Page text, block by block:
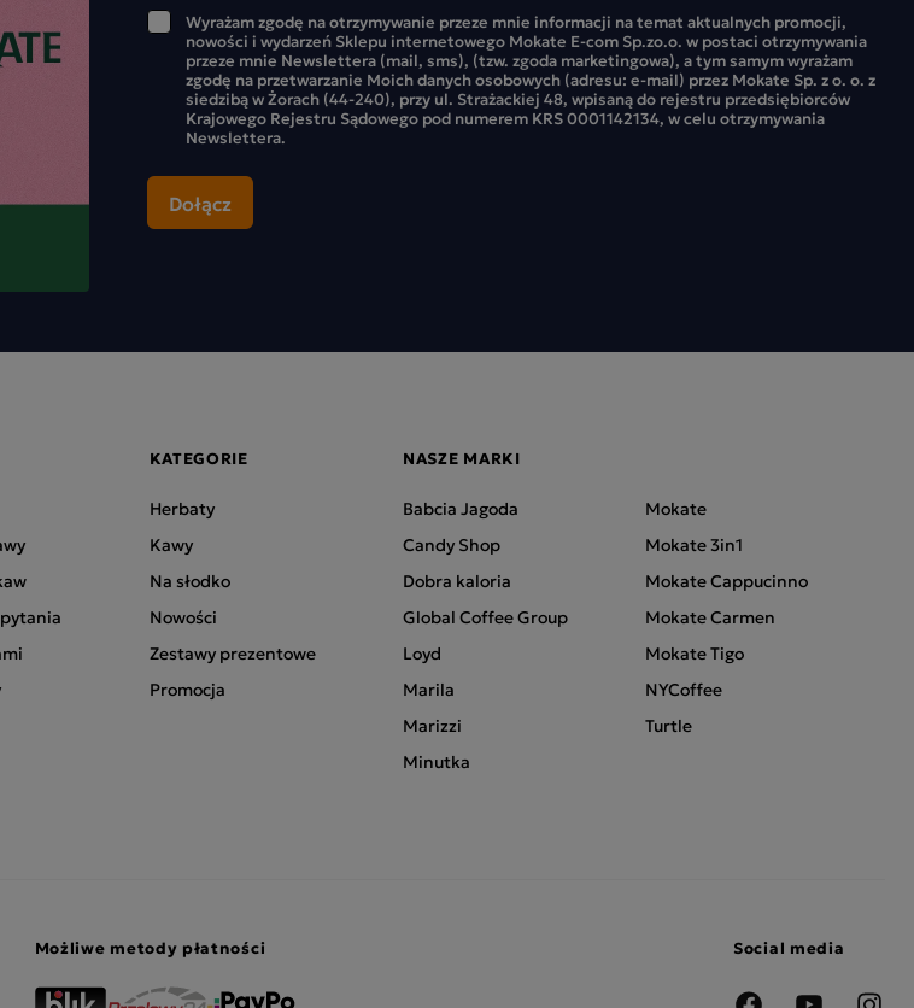
Wyrażam zgodę na otrzymywanie przeze mnie informacji na temat aktualnych promocji,
nowości i wydarzeń Sklepu internetowego Mokate E-com Sp.zo.o. w postaci otrzymywania
przeze mnie Newslettera (mail, sms), (tzw. zgoda marketingowa), a tym samym wyrażam
zgodę na przetwarzanie Moich danych osobowych (adresu: e-mail) przez Mokate Sp. z o. o. z
siedzibą w Żorach (44-240), przy ul. Strażackiej 48, wpisaną do rejestru przedsiębiorców
Krajowego Rejestru Sądowego pod numerem KRS 0001142134, w celu otrzymywania
Newslettera.
KATEGORIE
Herbaty
Kawy
Na słodko
Nowości
Zestawy prezentowe
Promocja
NASZE MARKI
Babcia Jagoda
Candy Shop
Dobra kaloria
Global Coffee Group
Loyd
Marila
Marizzi
Minutka
Mokate
Mokate 3in1
Mokate Cappucinno
Mokate Carmen
Mokate Tigo
NYCoffee
Turtle
Możliwe metody płatności Social media